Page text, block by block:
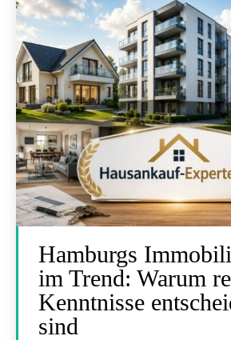
Hamburgs
im Trend: Warum
Kenntnisse
sind